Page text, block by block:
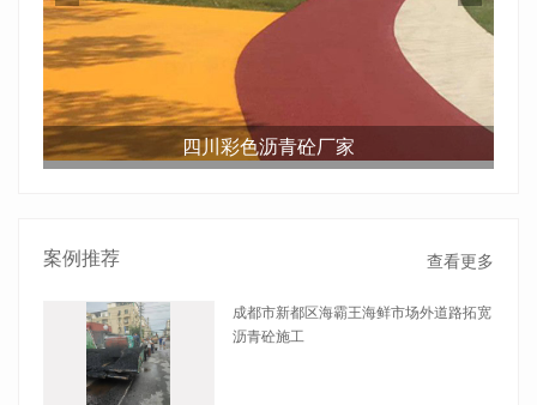
四川彩色沥青砼厂家
案例推荐 查看更多
成都市新都区海霸王海鲜市场外道路拓宽
沥青砼施工